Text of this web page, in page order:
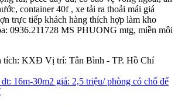
container 40f , xe tải ra thoải mái giá
trực tiếp khách hàng thích hợp làm kho
0936.211728 MS PHUONG mtg, miền môi
tích: KXĐ Vị trí: Tân Bình - TP. Hồ Chí